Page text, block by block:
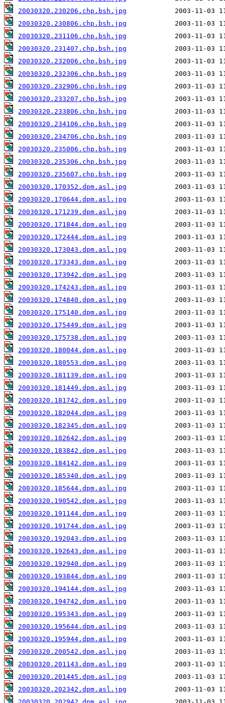
20030320.230206.chp.bsh.jpg
20030320.230806.chp.bsh.jpg
20030320.231106.chp.bsh.jpg
20030320.231407.chp.bsh.jpg
20030320.232006.chp.bsh.jpg
20030320.232306.chp.bsh.jpg
20030320.232906.chp.bsh.jpg
20030320.233207.chp.bsh.jpg
20030320.233806.chp.bsh.jpg
20030320.234106.chp.bsh.jpg
20030320.234706.chp.bsh.jpg
20030320.235006.chp.bsh.jpg
20030320.235306.chp.bsh.jpg
20030320.235607.chp.bsh.jpg
20030320.170352.dpm.asl.jpg
20030320.170644.dpm.asl.jpg
20030320.171239.dpm.asl.jpg
20030320.171844.dpm.asl.jpg
20030320.172444.dpm.asl.jpg
20030320.173043.dpm.asl.jpg
20030320.173343.dpm.asl.jpg
20030320.173942.dpm.asl.jpg
20030320.174243.dpm.asl.jpg
20030320.174840.dpm.asl.jpg
20030320.175140.dpm.asl.jpg
20030320.175449.dpm.asl.jpg
20030320.175738.dpm.asl.jpg
20030320.180044.dpm.asl.jpg
20030320.180553.dpm.asl.jpg
20030320.181139.dpm.asl.jpg
20030320.181449.dpm.asl.jpg
20030320.181742.dpm.asl.jpg
20030320.182044.dpm.asl.jpg
20030320.182345.dpm.asl.jpg
20030320.182642.dpm.asl.jpg
20030320.183842.dpm.asl.jpg
20030320.184142.dpm.asl.jpg
20030320.185340.dpm.asl.jpg
20030320.185644.dpm.asl.jpg
20030320.190542.dpm.asl.jpg
20030320.191144.dpm.asl.jpg
20030320.191744.dpm.asl.jpg
20030320.192043.dpm.asl.jpg
20030320.192643.dpm.asl.jpg
20030320.192940.dpm.asl.jpg
20030320.193844.dpm.asl.jpg
20030320.194144.dpm.asl.jpg
20030320.194742.dpm.asl.jpg
20030320.195343.dpm.asl.jpg
20030320.195644.dpm.asl.jpg
20030320.195944.dpm.asl.jpg
20030320.200542.dpm.asl.jpg
20030320.201143.dpm.asl.jpg
20030320.201445.dpm.asl.jpg
20030320.202342.dpm.asl.jpg